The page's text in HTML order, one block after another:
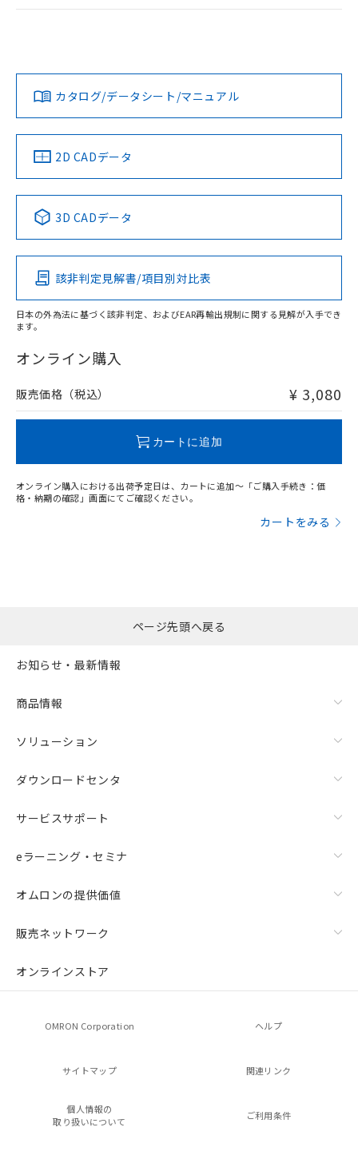
ログイン/会員登録
ダウンロードデータをご利用いただく前に、以下を必ずお読
みください。
ソフトウェアの使用条件
EU RoHS 注意事項・凡例
対応済み
中国 RoHS 注意事項・凡例
Pb Hg Cd Cr(VI)
O
在庫等で未対応品が混在する可能性があります。
問い合わせください。
カタログ/データシート/マニュアル
2D CADデータ
3D CADデータ
該非判定見解書/項目別対比表
日本の外為法に基づく該非判定、およびEAR再輸出規制に関する見解が入手でき
ます。
オンライン購入
販売価格（税込） ¥ 3,080
カートに追加
オンライン購入における出荷予定日は、カートに追加～「ご購入手続き：価
格・納期の確認」画面にてご確認ください。
カートをみる
ページ先頭へ戻る
お知らせ・最新情報
商品情報
ソリューション
ダウンロードセンタ
サービスサポート
eラーニング・セミナ
オムロンの提供価値
販売ネットワーク
オンラインストア
OMRON Corporation ヘルプ
サイトマップ 関連リンク
個人情報の
取り扱いについて
ご利用条件